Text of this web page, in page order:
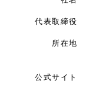
代表取締役
所在地
公式サイト